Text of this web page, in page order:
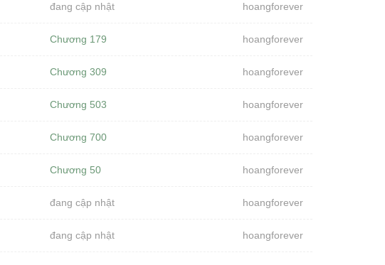
đang cập nhật hoangforever
Chương 179 hoangforever
Chương 309 hoangforever
Chương 503 hoangforever
Chương 700 hoangforever
Chương 50 hoangforever
đang cập nhật hoangforever
đang cập nhật hoangforever